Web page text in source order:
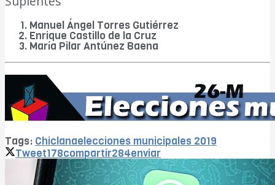
Manuel Ángel Torres Gutiérrez
Enrique Castillo de la Cruz
María Pilar Antúnez Baena
Tags: Chiclanaelecciones municipales 2019
Tweet178compartir284enviar